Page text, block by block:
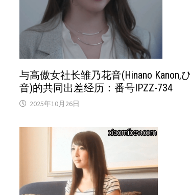
与高傲女社长雏乃花音(Hinano Kanon,
音)的共同出差经历：番号IPZZ-734
2025年10月26日